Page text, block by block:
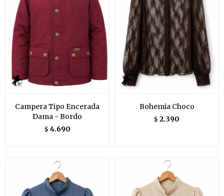
Campera Tipo Encerada
Dama - Bordo
$ 4.690
Bohemia Choco
$ 2.390